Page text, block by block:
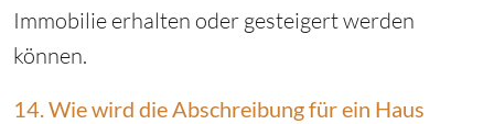
Immobilie erhalten oder gesteigert werden
können.
14. Wie wird die Abschreibung für ein Haus